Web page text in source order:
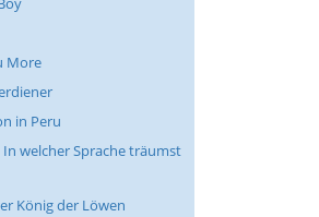
More
in Peru
In welcher Sprache träumst
König der Löwen